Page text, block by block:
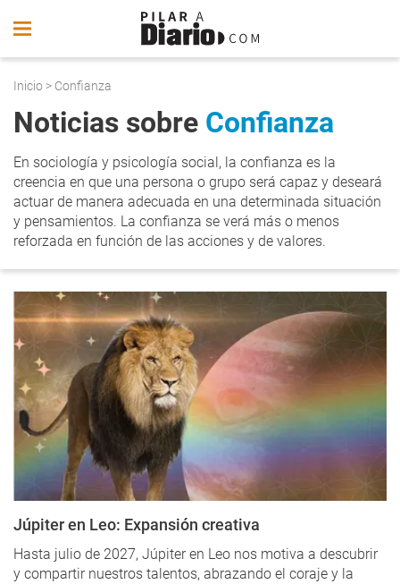
Inicio > Confianza
Noticias sobre Confianza
En sociología y psicología social, la confianza es la
creencia en que una persona o grupo será capaz y deseará
actuar de manera adecuada en una determinada situación
y pensamientos. La confianza se verá más o menos
reforzada en función de las acciones y de valores.
Júpiter en Leo: Expansión creativa
Hasta julio de 2027, Júpiter en Leo nos motiva a descubrir
y compartir nuestros talentos, abrazando el coraje y la